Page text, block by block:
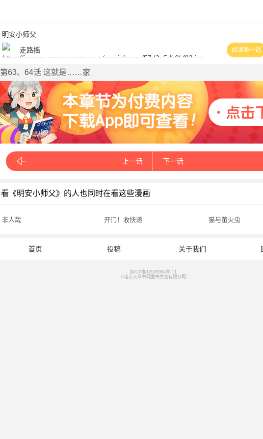
明安小师父
走路摇
阅读第一话
第63、64话 这就是……家
上一话 下一话
看《明安小师父》的人也同时在看这些漫画
非人哉 开门！收快递 猫与萤火虫
首页 投稿 关于我们
苏ICP备12028084号-11
©南京大众书网图书文化有限公司